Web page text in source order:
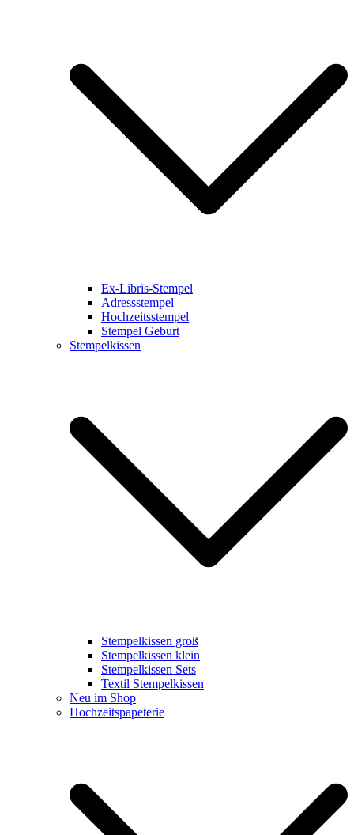
Ex-Libris-Stempel
Adressstempel
Hochzeitsstempel
Stempel Geburt
Stempelkissen
Stempelkissen groß
Stempelkissen klein
Stempelkissen Sets
Textil Stempelkissen
Neu im Shop
Hochzeitspapeterie